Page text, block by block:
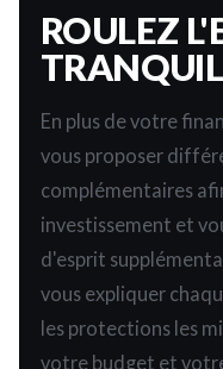
ROULEZ
En plus de votre
vous proposer
complémentaires
investissement et
d'esprit
vous expliquer
les protections les
votre budget et